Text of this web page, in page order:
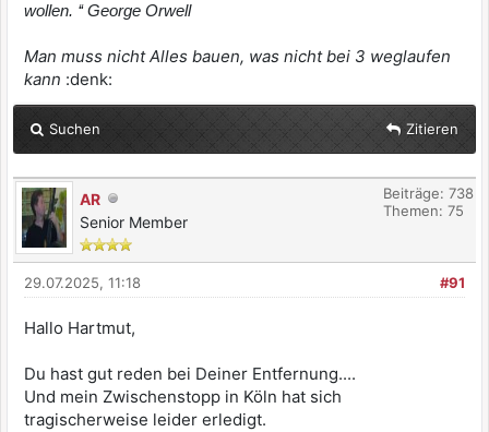
wollen. ‘‘ George Orwell
Man muss nicht Alles bauen, was nicht bei 3 weglaufen
kann :denk:
Suchen Zitieren
AR
Senior Member
Beiträge: 738
Themen: 75
#91
29.07.2025, 11:18
Hallo Hartmut,
Du hast gut reden bei Deiner Entfernung....
Und mein Zwischenstopp in Köln hat sich
tragischerweise leider erledigt.